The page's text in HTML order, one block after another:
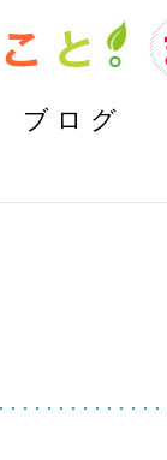
ブログ